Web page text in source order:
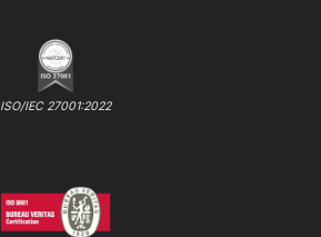
ISO/IEC 27001:2022